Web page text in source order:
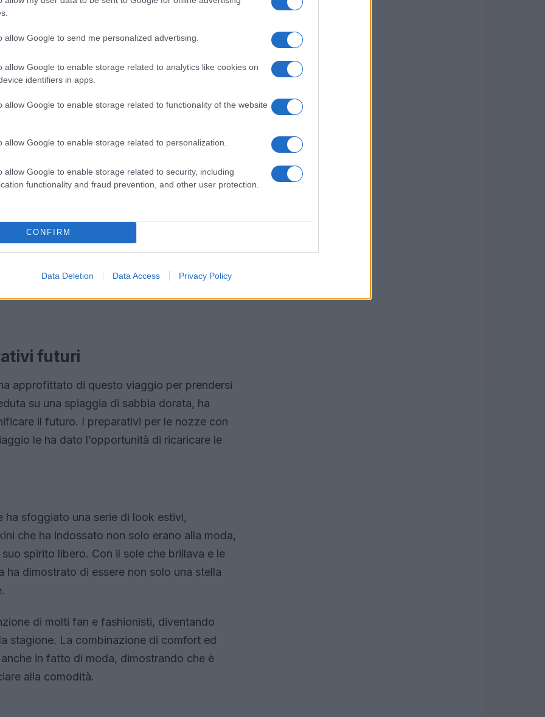
allow Google to send me personalized advertising.
allow Google to enable storage related to analytics like cookies on
identifiers in apps.
allow Google to enable storage related to functionality of the website
allow Google to enable storage related to personalization.
allow Google to enable storage related to security, including
functionality and fraud prevention, and other user protection.
CONFIRM
Data Deletion Data Access Privacy Policy
una forma d’arte che unisce le
Dua ha mostrato un interesse
a eventi locali e interagendo con i
ulteriormente la sua esperienza in
le radici di un popolo vibrante e caloroso.
futuri
approfittato di questo viaggio per prendersi
su una spiaggia di sabbia dorata, ha
il futuro. I preparativi per le nozze con
le ha dato l’opportunità di ricaricare le
ha sfoggiato una serie di look estivi,
che ha indossato non solo erano alla moda,
spirito libero. Con il sole che brillava e le
ha dimostrato di essere non solo una stella
di molti fan e fashionisti, diventando
stagione. La combinazione di comfort ed
in fatto di moda, dimostrando che è
alla comodità.